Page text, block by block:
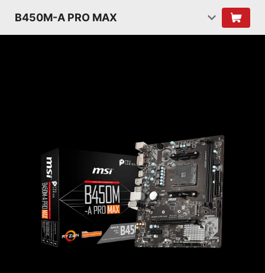
B450M-A PRO MAX